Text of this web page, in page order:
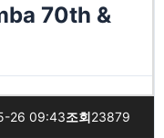
70th &
26 09:43조회23879